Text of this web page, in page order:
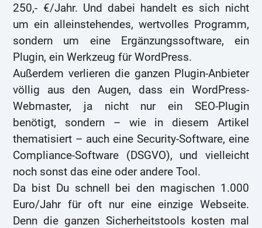
250,- €/Jahr. Und dabei handelt es sich nicht
um ein alleinstehendes, wertvolles Programm,
sondern um eine Ergänzungssoftware, ein
Plugin, ein Werkzeug für WordPress.
Außerdem verlieren die ganzen Plugin-Anbieter
völlig aus den Augen, dass ein WordPress-
Webmaster, ja nicht nur ein SEO-Plugin
benötigt, sondern – wie in diesem Artikel
thematisiert – auch eine Security-Software, eine
Compliance-Software (DSGVO), und vielleicht
noch sonst das eine oder andere Tool.
Da bist Du schnell bei den magischen 1.000
Euro/Jahr für oft nur eine einzige Webseite.
Denn die ganzen Sicherheitstools kosten mal